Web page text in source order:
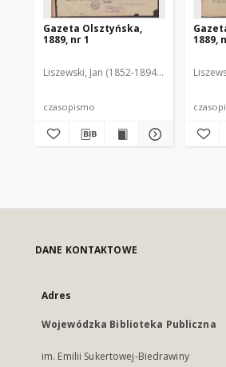
Gazeta Olsztyńska,
1889, nr 1
Liszewski, Jan (1852-1894). Red.
czasopismo
1889,
DANE KONTAKTOWE
Adres
Wojewódzka Biblioteka Publiczna
im. Emilii Sukertowej-Biedrawiny